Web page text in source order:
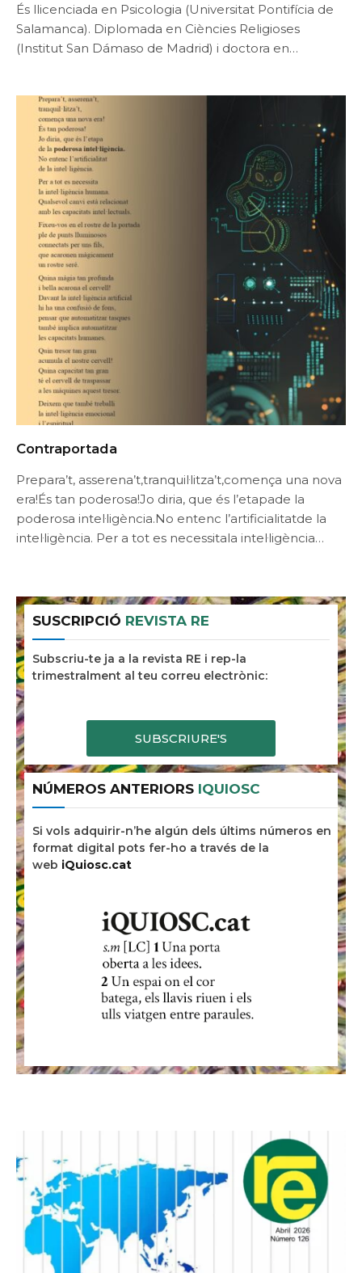
És llicenciada en Psicologia (Universitat Pontifícia de
Salamanca). Diplomada en Ciències Religioses
(Institut San Dámaso de Madrid) i doctora en…
Contraportada
Prepara’t, asserena’t,tranquil·litza’t,comença una nova
era!És tan poderosa!Jo diria, que és l’etapade la
poderosa intel·ligència.No entenc l’artificialitatde la
intel·ligència. Per a tot es necessitala intel·ligència…
SUSCRIPCIÓ REVISTA RE
Subscriu-te ja a la revista RE i rep-la
trimestralment al teu correu electrònic:
SUBSCRIURE'S
NÚMEROS ANTERIORS IQUIOSC
Si vols adquirir-n’he algún dels últims números en
format digital pots fer-ho a través de la
web iQuiosc.cat